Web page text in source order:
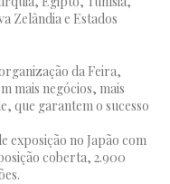
Zelândia e Estados
da Feira,
mais negócios, mais
que garantem o sucesso
exposição no Japão com
coberta, 2.900